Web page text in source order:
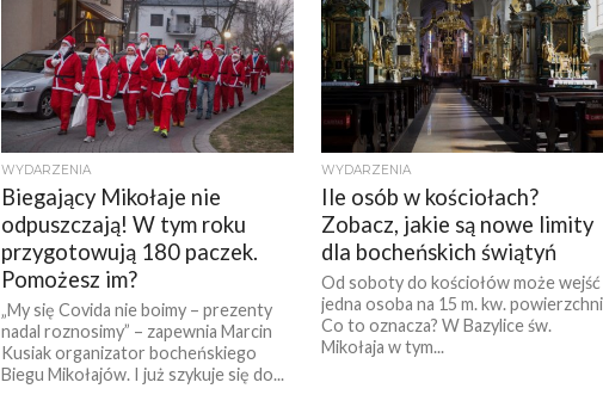
WYDARZENIA
Biegający Mikołaje nie
odpuszczają! W tym roku
przygotowują 180 paczek.
Pomożesz im?
„My się Covida nie boimy – prezenty
nadal roznosimy” – zapewnia Marcin
Kusiak organizator bocheńskiego
Biegu Mikołajów. I już szykuje się do...
WYDARZENIA
Ile osób w kościołach?
Zobacz, jakie są nowe limity
dla bocheńskich świątyń
Od soboty do kościołów może wejść
jedna osoba na 15 m. kw.
Co to oznacza? W Bazylice św.
Mikołaja w tym...